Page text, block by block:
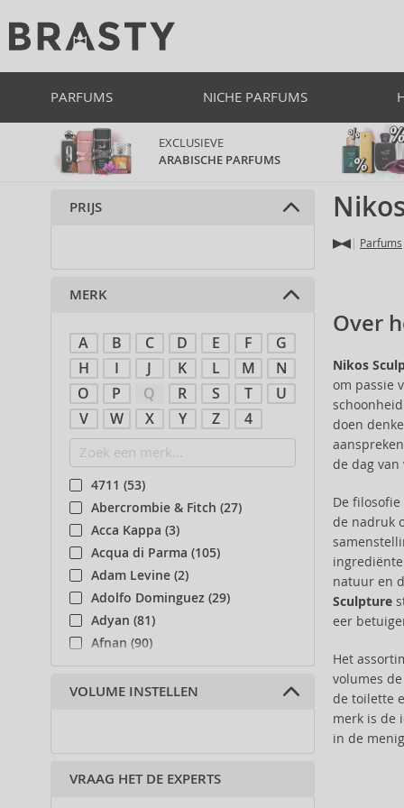
PARFUMS NICHE PARFUMS
EXCLUSIEVE
ARABISCHE PARFUMS
Parfums
Over
Nikos
om passie
doen
de dag
De filosofie
de nadruk
natuur en
Sculpture
eer
Het
volumes
de toilette
merk is de
in de
PRIJS
MERK
A B C D E F
G
H
I J K L M
N
O
P Q R S T
U
V
W X Y Z 4
4711 (53)
Abercrombie & Fitch (27)
Acca Kappa (3)
Acqua di Parma (105)
Adam Levine (2)
Adolfo Dominguez (29)
Adyan (81)
Afnan (90)
Agent Provocateur (13)
Aigner (42)
Al Wataniah (82)
Alberta Ferretti (1)
VOLUME INSTELLEN
VRAAG HET DE EXPERTS